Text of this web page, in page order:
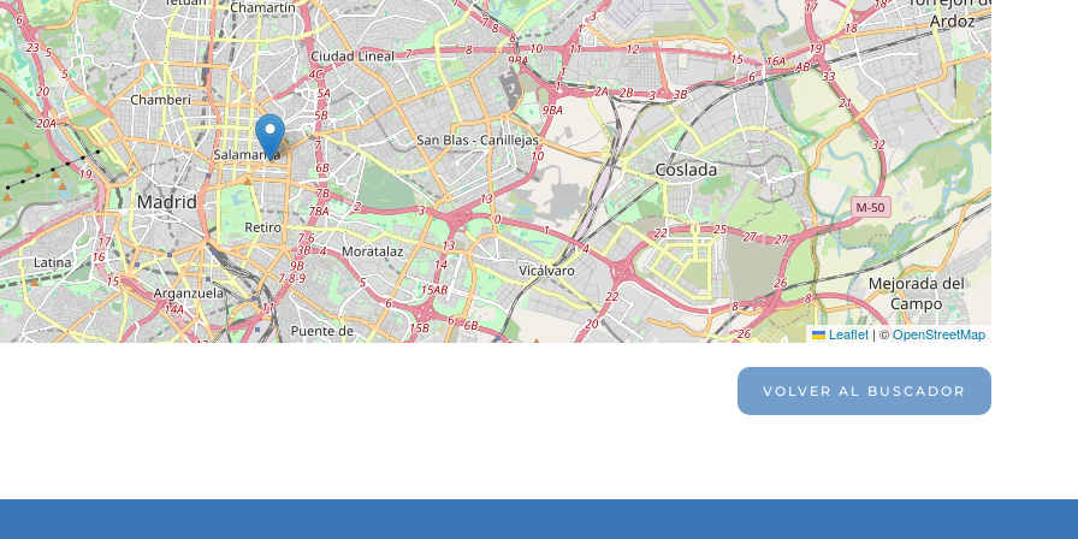
Leaflet | ©OpenStreetMap
VOLVER AL BUSCADOR